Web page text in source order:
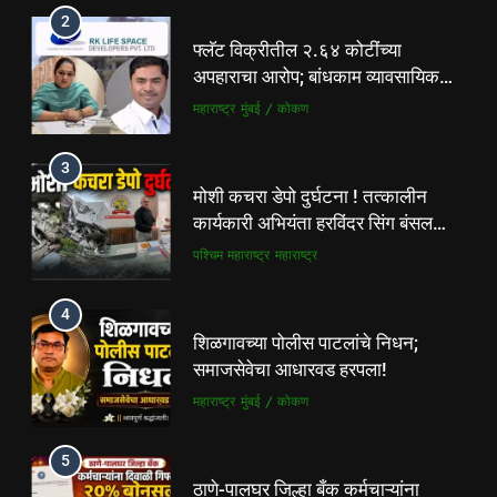
2
फ्लॅट विक्रीतील २.६४ कोटींच्या
अपहाराचा आरोप; बांधकाम व्यावसायिक
दाम्पत्यावर गुन्हा
महाराष्ट्र मुंबई / कोकण
3
मोशी कचरा डेपो दुर्घटना ! तत्कालीन
कार्यकारी अभियंता हरविंदर सिंग बंसल
यांच्या चौकशीची मागणी
पश्चिम महाराष्ट्र महाराष्ट्र
4
शिळगावच्या पोलीस पाटलांचे निधन;
समाजसेवेचा आधारवड हरपला!
महाराष्ट्र मुंबई / कोकण
5
ठाणे-पालघर जिल्हा बँक कर्मचाऱ्यांना